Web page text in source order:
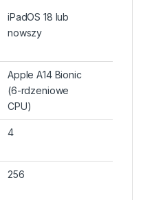
iPadOS 18 lub
nowszy
Apple A14 Bionic
(6-rdzeniowe
CPU)
4
256